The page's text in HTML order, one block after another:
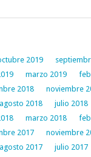
2019
marzo 2019
2018 noviembre
agosto 2018 julio 2018
marzo 2018
2017 noviembre
agosto 2017 julio 2017